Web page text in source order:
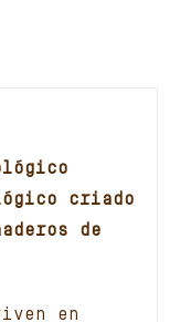
criado
de
en